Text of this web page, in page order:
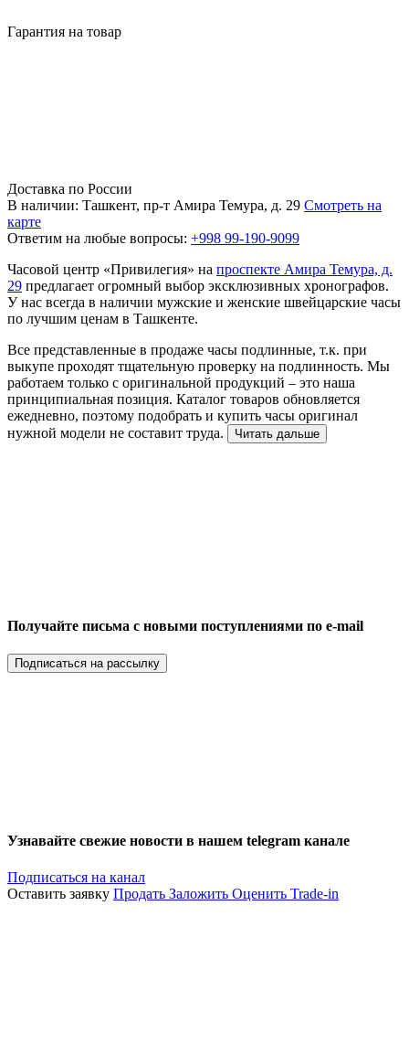
Гарантия на товар
Доставка по России
В наличии: Ташкент, пр-т Амира Темура, д. 29 Смотреть на
карте
Ответим на любые вопросы: +998 99-190-9099
Часовой центр «Привилегия» на проспекте Амира Темура, д.
29 предлагает огромный выбор эксклюзивных хронографов.
У нас всегда в наличии мужские и женские швейцарские часы
по лучшим ценам в Ташкенте.
Все представленные в продаже часы подлинные, т.к. при
выкупе проходят тщательную проверку на подлинность. Мы
работаем только с оригинальной продукций – это наша
принципиальная позиция. Каталог товаров обновляется
ежедневно, поэтому подобрать и купить часы оригинал
нужной модели не составит труда.
Читать дальше
Получайте письма с новыми поступлениями по e-mail
Подписаться на рассылку
Узнавайте свежие новости в нашем telegram канале
Подписаться на канал
Оставить заявку Продать Заложить Оценить Trade-in